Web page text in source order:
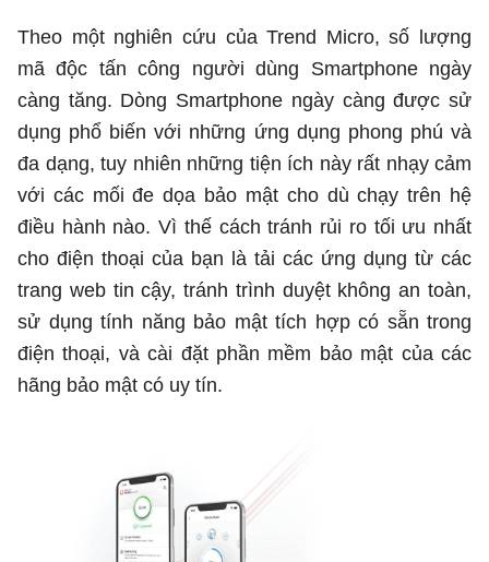
Theo một nghiên cứu của Trend Micro, số lượng
mã độc tấn công người dùng Smartphone ngày
càng tăng. Dòng Smartphone ngày càng được sử
dụng phổ biến với những ứng dụng phong phú và
đa dạng, tuy nhiên những tiện ích này rất nhạy cảm
với các mối đe dọa bảo mật cho dù chạy trên hệ
điều hành nào. Vì thế cách tránh rủi ro tối ưu nhất
cho điện thoại của bạn là tải các ứng dụng từ các
trang web tin cậy, tránh trình duyệt không an toàn,
sử dụng tính năng bảo mật tích hợp có sẵn trong
điện thoại, và cài đặt phần mềm bảo mật của các
hãng bảo mật có uy tín.